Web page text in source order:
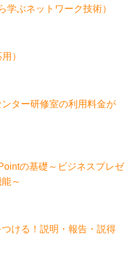
学ぶネットワーク技術）
用）
ター研修室の利用料金が
の基礎～ビジネスプレゼ
能～
つける！説明・報告・説得